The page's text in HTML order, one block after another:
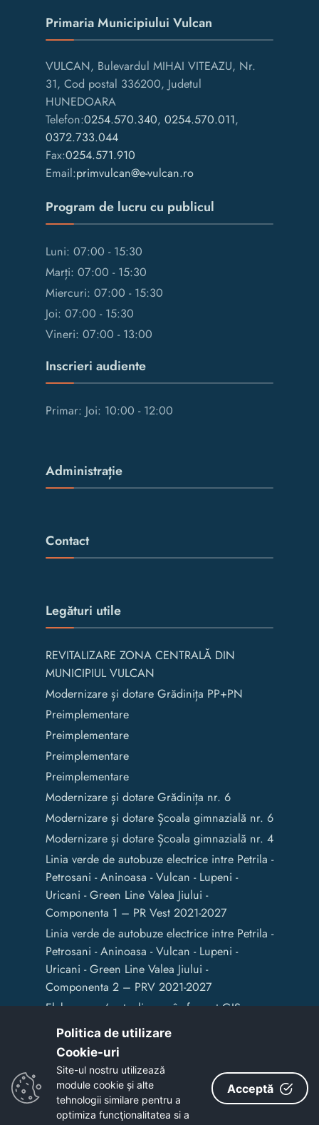
Primaria Municipiului Vulcan
VULCAN, Bulevardul MIHAI VITEAZU, Nr.
31, Cod postal 336200, Judetul
HUNEDOARA
Telefon:0254.570.340, 0254.570.011,
0372.733.044
Fax:0254.571.910
Email:primvulcan@e-vulcan.ro
Program de lucru cu publicul
Luni: 07:00 - 15:30
Marți: 07:00 - 15:30
Miercuri: 07:00 - 15:30
Joi: 07:00 - 15:30
Vineri: 07:00 - 13:00
Inscrieri audiente
Primar: Joi: 10:00 - 12:00
Administrație
Contact
Legături utile
REVITALIZARE ZONA CENTRALĂ DIN
MUNICIPIUL VULCAN
Modernizare și dotare Grădinița PP+PN
Preimplementare
Preimplementare
Preimplementare
Preimplementare
Modernizare și dotare Grădinița nr. 6
Modernizare și dotare Școala gimnazială nr. 6
Modernizare și dotare Școala gimnazială nr. 4
Linia verde de autobuze electrice intre Petrila -
Petrosani - Aninoasa - Vulcan - Lupeni -
Uricani - Green Line Valea Jiului -
Componenta 1 – PR Vest 2021-2027
Linia verde de autobuze electrice intre Petrila -
Petrosani - Aninoasa - Vulcan - Lupeni -
Uricani - Green Line Valea Jiului -
Componenta 2 – PRV 2021-2027
Elaborarea / actualizarea în format GIS a
documentelor de amenajare a teritoriului și
de planificare urbană a Municipiului Vulcan
Copyright © 2020 - Primaria Municipiului Vulcan
Politica de utilizare
Cookie-uri‎
Site-ul nostru utilizează
module cookie și alte
tehnologii similare pentru a
optimiza funcţionalitatea si a
Acceptă